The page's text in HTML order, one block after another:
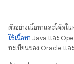
ตัวอย่างเนื้อหาและโค้ดใ
ใช้เนื้อหา Java และ
ทะเบียนของ Oracle แล